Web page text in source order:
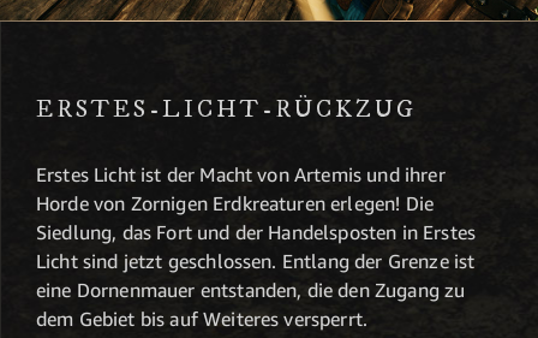
ERSTES-LICHT-RÜCKZUG
Erstes Licht ist der Macht von Artemis und ihrer
Horde von Zornigen Erdkreaturen erlegen! Die
Siedlung, das Fort und der Handelsposten in Erstes
Licht sind jetzt geschlossen. Entlang der Grenze ist
eine Dornenmauer entstanden, die den Zugang zu
dem Gebiet bis auf Weiteres versperrt.